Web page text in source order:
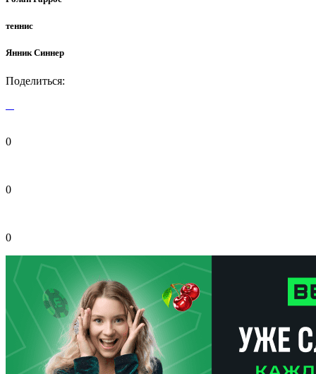
теннис
Янник Синнер
Поделиться:
0
0
0